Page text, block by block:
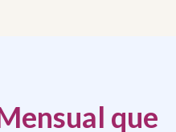
que